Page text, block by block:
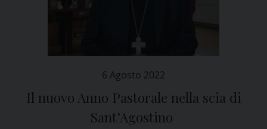
6 Agosto 2022
Il nuovo Anno Pastorale nella scia di
Sant’Agostino